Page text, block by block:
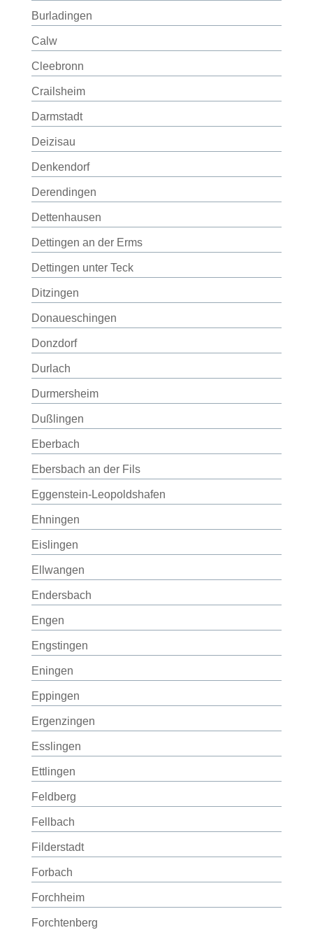
Burladingen
Calw
Cleebronn
Crailsheim
Darmstadt
Deizisau
Denkendorf
Derendingen
Dettenhausen
Dettingen an der Erms
Dettingen unter Teck
Ditzingen
Donaueschingen
Donzdorf
Durlach
Durmersheim
Dußlingen
Eberbach
Ebersbach an der Fils
Eggenstein-Leopoldshafen
Ehningen
Eislingen
Ellwangen
Endersbach
Engen
Engstingen
Eningen
Eppingen
Ergenzingen
Esslingen
Ettlingen
Feldberg
Fellbach
Filderstadt
Forbach
Forchheim
Forchtenberg